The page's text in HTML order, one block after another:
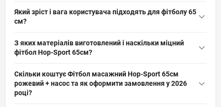
гімнастичний м’яч з PVC діаметром 65 см з масажними
корекційних тренувань, вагітних і дітей; максимальне
навантаження 100 кг.
Який зріст і вага користувача підходять для фітболу 65
см?
приблизно 165–180 см; вага користувача має відповідати
зручність сидіння та контакт стоп з підлогою.
З яких матеріалів виготовлений і наскільки міцний
фітбол Hop-Sport 65см?
поверхнею та гумовими масажними шипами. М’яч важить 0,9
кг, має захист «антирозрив» і розрахований на максимальне
Скільки коштує Фітбол масажний Hop-Sport 65см
рожевий + насос та як оформити замовлення у 2026
році?